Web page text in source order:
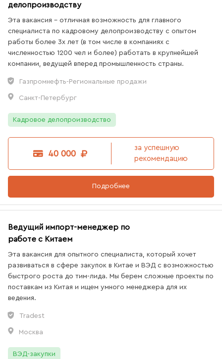
делопроизводству
Эта вакансия - отличная возможность для главного
специалиста по кадровому делопроизводству с опытом
работы более 3х лет (в том числе в компаниях с
численностью 1200 чел и более) работать в крупнейшей
компании, ведущей вперед промышленность страны.
Газпромнефть-Региональные продажи
Санкт-Петербург
Кадровое делопроизводство
40 000
за успешную
рекомендацию
Подробнее
Ведущий импорт-менеджер по
работе с Китаем
Эта вакансия для опытного специалиста, который хочет
развиваться в сфере закупок в Китае и ВЭД с возможностью
быстрого роста до тим-лида. Мы берем сложные проекты по
поставкам из Китая и ищем умного менеджера для их
ведения.
Tradest
Москва
ВЭД-закупки